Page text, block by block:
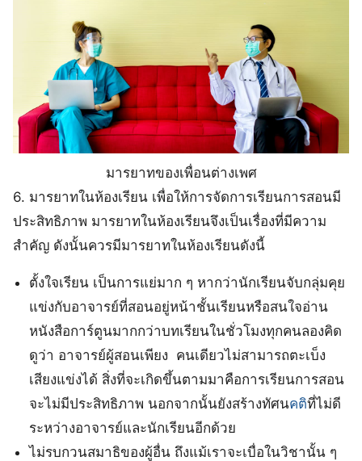
มารยาทของเพื่อนต่างเพศ
6. มารยาทในห้องเรียน เพื่อให้การจัดการเรียนการสอนมี
ประสิทธิภาพ มารยาทในห้องเรียนจึงเป็นเรื่องที่มีความ
สำคัญ ดังนั้นควรมีมารยาทในห้องเรียนดังนี้
ตั้งใจเรียน เป็นการแย่มาก ๆ หากว่านักเรียนจับกลุ่มคุย
แข่งกับอาจารย์ที่สอนอยู่หน้าชั้นเรียนหรือสนใจอ่าน
หนังสือการ์ตูนมากกว่าบทเรียนในชั่วโมงทุกคนลองคิด
ดูว่า อาจารย์ผู้สอนเพียง คนเดียวไม่สามารถตะเบ็ง
เสียงแข่งได้ สิ่งที่จะเกิดขึ้นตามมาคือการเรียนการสอน
จะไม่มีประสิทธิภาพ นอกจากนั้นยังสร้างทัศนคติที่ไม่ดี
ระหว่างอาจารย์และนักเรียนอีกด้วย
ไม่รบกวนสมาธิของผู้อื่น ถึงแม้เราจะเบื่อในวิชานั้น ๆ